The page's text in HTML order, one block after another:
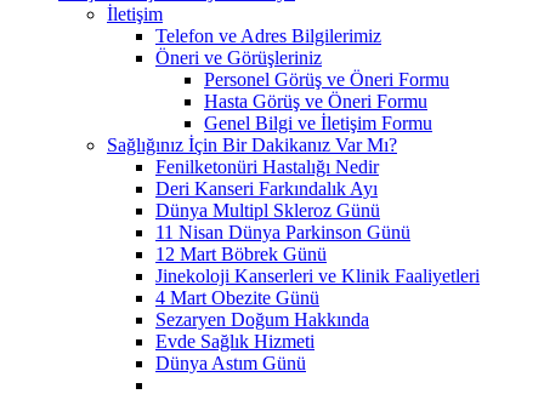
İletişim
Telefon ve Adres Bilgilerimiz
Öneri ve Görüşleriniz
Personel Görüş ve Öneri Formu
Hasta Görüş ve Öneri Formu
Genel Bilgi ve İletişim Formu
Sağlığınız İçin Bir Dakikanız Var Mı?
Fenilketonüri Hastalığı Nedir
Deri Kanseri Farkındalık Ayı
Dünya Multipl Skleroz Günü
11 Nisan Dünya Parkinson Günü
12 Mart Böbrek Günü
Jinekoloji Kanserleri ve Klinik Faaliyetleri
4 Mart Obezite Günü
Sezaryen Doğum Hakkında
Evde Sağlık Hizmeti
Dünya Astım Günü